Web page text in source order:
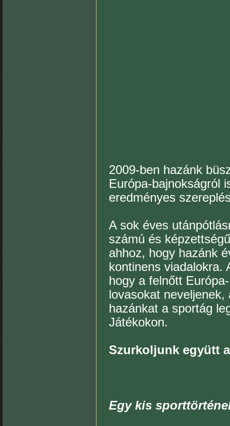
2009-ben hazánk
Európa-bajnokságról
eredményes
A sok éves
számú és
ahhoz, hogy hazánk
kontinens viadalokra.
hogy a felnőtt
lovasokat
hazánkat a sportág
Játékokon.
Szurkoljunk együtt
Egy kis